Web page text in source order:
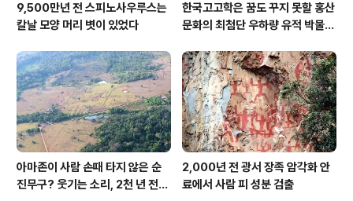
9,500만년 전 스피노사우루스는
칼날 모양 머리 볏이 있었다
한국고고학은 꿈도 꾸지 못할 홍산
문화의 최첨단 우하량 유적 박물관
아마존이 사람 손때 타지 않은 순
진무구? 웃기는 소리, 2천 년 전에
2,000년 전 광서 장족 암각화 안
료에서 사람 피 성분 검출